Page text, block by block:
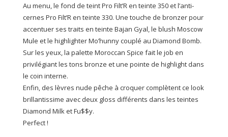
Au menu, le fond de teint Pro Filt’R en teinte 350 et l’anti-
cernes Pro Filt’R en teinte 330. Une touche de bronzer pour
accentuer ses traits en teinte Bajan Gyal, le blush Moscow
Mule et le highlighter Mo’hunny couplé au Diamond Bomb.
Sur les yeux, la palette Moroccan Spice fait le job en
privilégiant les tons bronze et une pointe de highlight dans
le coin interne.
Enfin, des lèvres nude pêche à croquer complètent ce look
brillantissime avec deux gloss différents dans les teintes
Diamond Milk et Fu$$y.
Perfect !